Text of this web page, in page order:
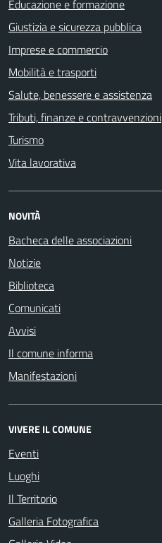
Educazione e formazione
Giustizia e sicurezza pubblica
Imprese e commercio
Mobilità e trasporti
Salute, benessere e assistenza
Tributi, finanze e contravvenzioni
Turismo
Vita lavorativa
NOVITÀ
Bacheca delle associazioni
Notizie
Biblioteca
Comunicati
Avvisi
Il comune informa
Manifestazioni
VIVERE IL COMUNE
Eventi
Luoghi
Il Territorio
Galleria Fotografica